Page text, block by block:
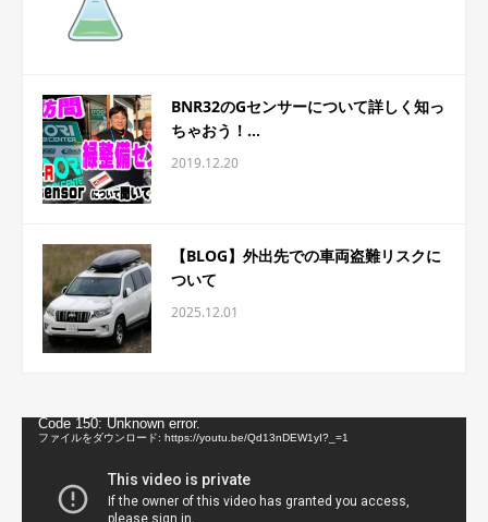
BNR32のGセンサーについて詳しく知っ
ちゃおう！...
2019.12.20
【BLOG】外出先での車両盗難リスクに
ついて
2025.12.01
動Code 150: Unknown error.
ファイルをダウンロード: https://youtu.be/Qd13nDEW1yI?_=1